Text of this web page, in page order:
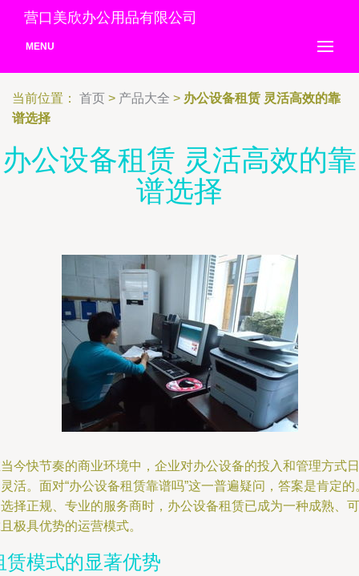
营口美欣办公用品有限公司
MENU
当前位置： 首页 > 产品大全 > 办公设备租赁 灵活高效的靠
谱选择
办公设备租赁 灵活高效的靠
谱选择
今快节奏的商业环境中，企业对办公设备的投入和管理方式日
活。面对“办公设备租赁靠谱吗”这一普遍疑问，答案是肯定的
择正规、专业的服务商时，办公设备租赁已成为一种成熟、可
极具优势的运营模式。
赁模式的显著优势